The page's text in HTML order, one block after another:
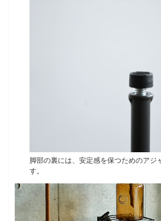
脚部の裏には、安定感を保つためのアジ
す。